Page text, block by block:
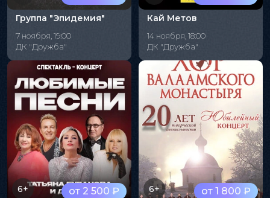
Группа "Эпидемия"
7 ноября, 19:00
ДК "Дружба"
Кай Метов
14 ноября, 18:00
ДК "Дружба"
от 2 500 ₽
6+ от 1 800 ₽
6+